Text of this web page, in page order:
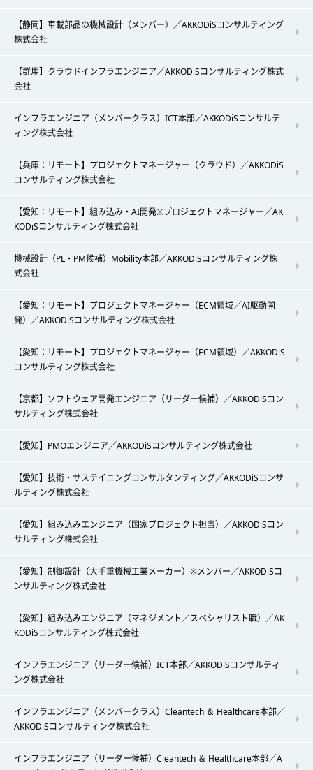
【静岡】車載部品の機械設計（メンバー）／AKKODiSコンサルティング
株式会社
【群馬】クラウドインフラエンジニア／AKKODiSコンサルティング株式
会社
インフラエンジニア（メンバークラス）ICT本部／AKKODiSコンサルテ
ィング株式会社
【兵庫：リモート】プロジェクトマネージャー（クラウド）／AKKODiS
コンサルティング株式会社
【愛知：リモート】組み込み・AI開発※プロジェクトマネージャー／AK
KODiSコンサルティング株式会社
機械設計（PL・PM候補）Mobility本部／AKKODiSコンサルティング株
式会社
【愛知：リモート】プロジェクトマネージャー（ECM領域／AI駆動開
発）／AKKODiSコンサルティング株式会社
【愛知：リモート】プロジェクトマネージャー（ECM領域）／AKKODiS
コンサルティング株式会社
【京都】ソフトウェア開発エンジニア（リーダー候補）／AKKODiSコン
サルティング株式会社
【愛知】PMOエンジニア／AKKODiSコンサルティング株式会社
【愛知】技術・サステイニングコンサルタンティング／AKKODiSコンサ
ルティング株式会社
【愛知】組み込みエンジニア（国家プロジェクト担当）／AKKODiSコン
サルティング株式会社
【愛知】制御設計（大手重機械工業メーカー）※メンバー／AKKODiSコ
ンサルティング株式会社
【愛知】組み込みエンジニア（マネジメント／スペシャリスト職）／AK
KODiSコンサルティング株式会社
インフラエンジニア（リーダー候補）ICT本部／AKKODiSコンサルティ
ング株式会社
インフラエンジニア（メンバークラス）Cleantech ＆ Healthcare本部／
AKKODiSコンサルティング株式会社
インフラエンジニア（リーダー候補）Cleantech ＆ Healthcare本部／A